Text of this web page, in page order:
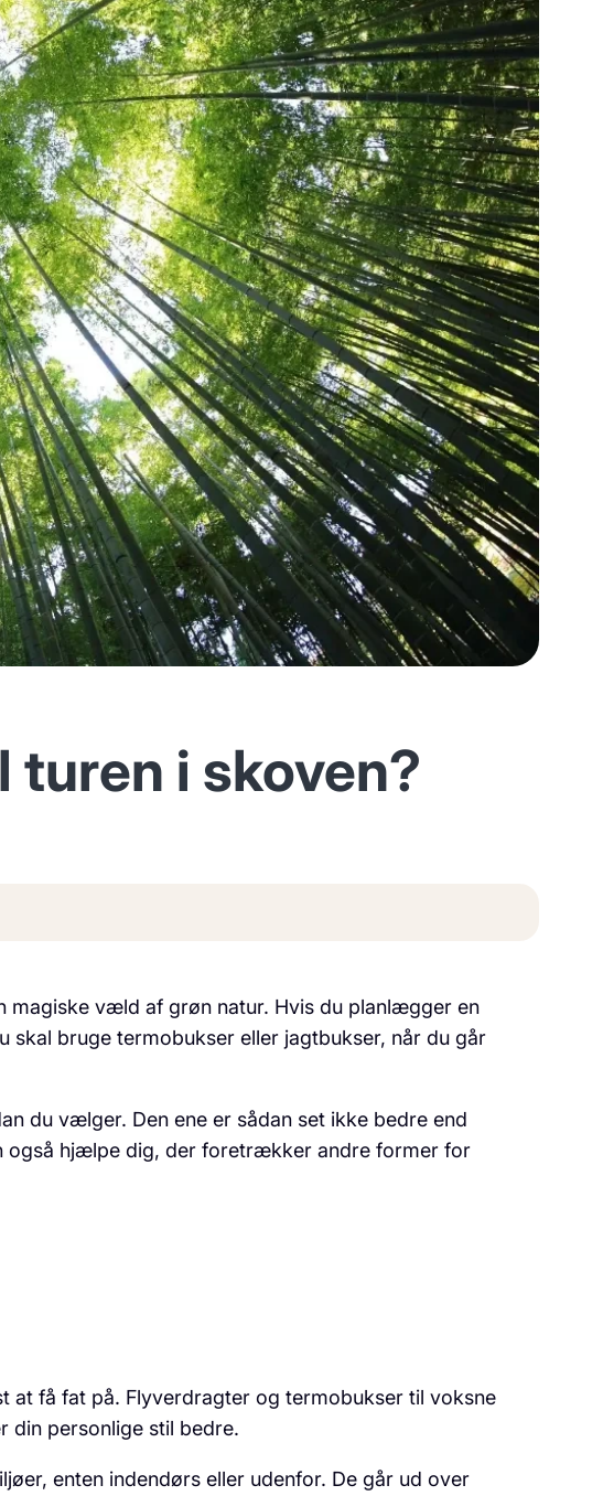
i skoven?
magiske væld af grøn natur. Hvis du planlægger en
bruge termobukser eller jagtbukser, når du går
du vælger. Den ene er sådan set ikke bedre end
også hjælpe dig, der foretrækker andre former for
få fat på. Flyverdragter og termobukser til voksne
din personlige stil bedre.
enten indendørs eller udenfor. De går ud over